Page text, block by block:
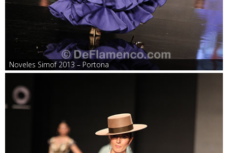
Noveles Simof 2013 – Portona